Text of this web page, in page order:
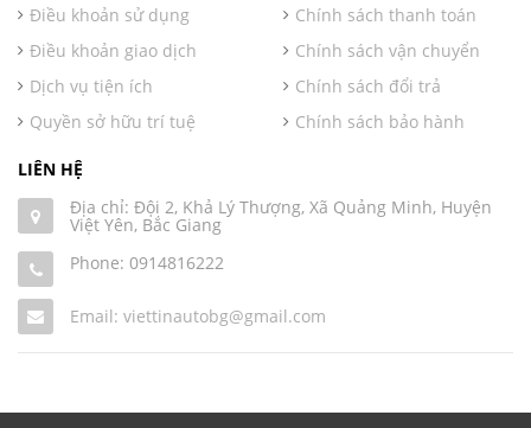
Điều khoản sử dụng
Điều khoản giao dịch
Dịch vụ tiện ích
Quyền sở hữu trí tuệ
Chính sách thanh toán
Chính sách vận chuyển
Chính sách đổi trả
Chính sách bảo hành
LIÊN HỆ
Địa chỉ: Đội 2, Khả Lý Thượng, Xã Quảng Minh, Huyện
Việt Yên, Bắc Giang
Phone: 0914816222
Email: viettinautobg@gmail.com